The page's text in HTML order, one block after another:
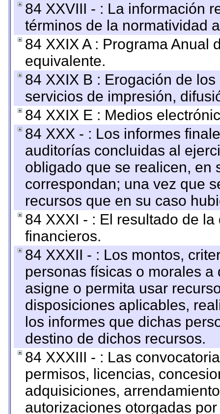
84 XXVIII - : La información
términos de la normatividad
84 XXIX A : Programa Anual
equivalente.
84 XXIX B : Erogación de
servicios de impresión,
84 XXIX E : Medios
84 XXX - : Los informes
auditorías concluidas al
obligado que se realicen, en
correspondan; una vez que
recursos que en su caso
84 XXXI - : El resultado de
financieros.
84 XXXII - : Los montos,
personas físicas o morales
asigne o permita usar
disposiciones aplicables,
los informes que dichas
destino de dichos recursos.
84 XXXIII - : Las
permisos, licencias,
adquisiciones,
autorizaciones otorgadas